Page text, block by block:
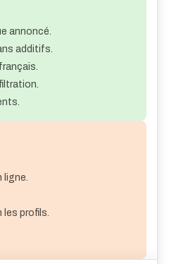
annoncé.
additifs.
ligne.
profils.